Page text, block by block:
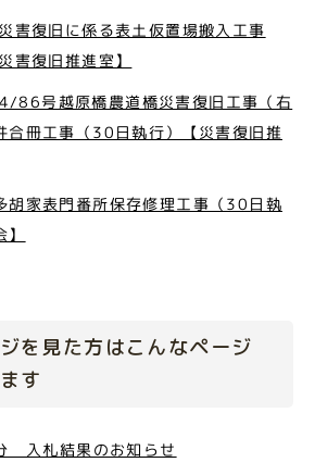
害復旧に係る表土仮置場搬入工事
害復旧推進室】
86号越原橋農道橋災害復旧工事（右
合冊工事（30日執行）【災害復旧推
胡家表門番所保存修理工事（30日執
を見た方はこんなページ
す
入札結果のお知らせ